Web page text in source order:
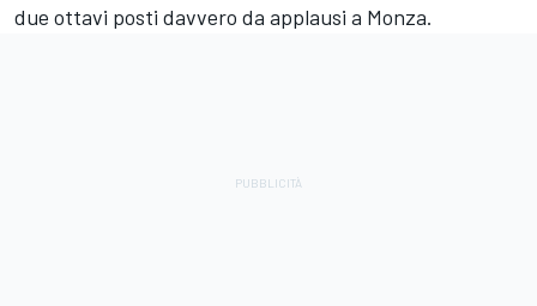
due ottavi posti davvero da applausi a Monza.